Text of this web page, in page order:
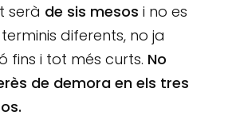
serà de sis mesos i no es
diferents, no ja
fins i tot més curts. No
de demora en els tres